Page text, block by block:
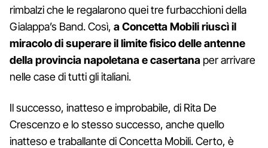
rimbalzi che le regalarono quei tre furbacchioni della
Gialappa’s Band. Così, a Concetta Mobili riuscì il
miracolo di superare il limite fisico delle antenne
della provincia napoletana e casertana per arrivare
nelle case di tutti gli italiani.
Il successo, inatteso e improbabile, di Rita De
Crescenzo e lo stesso successo, anche quello
inatteso e traballante di Concetta Mobili. Certo, è